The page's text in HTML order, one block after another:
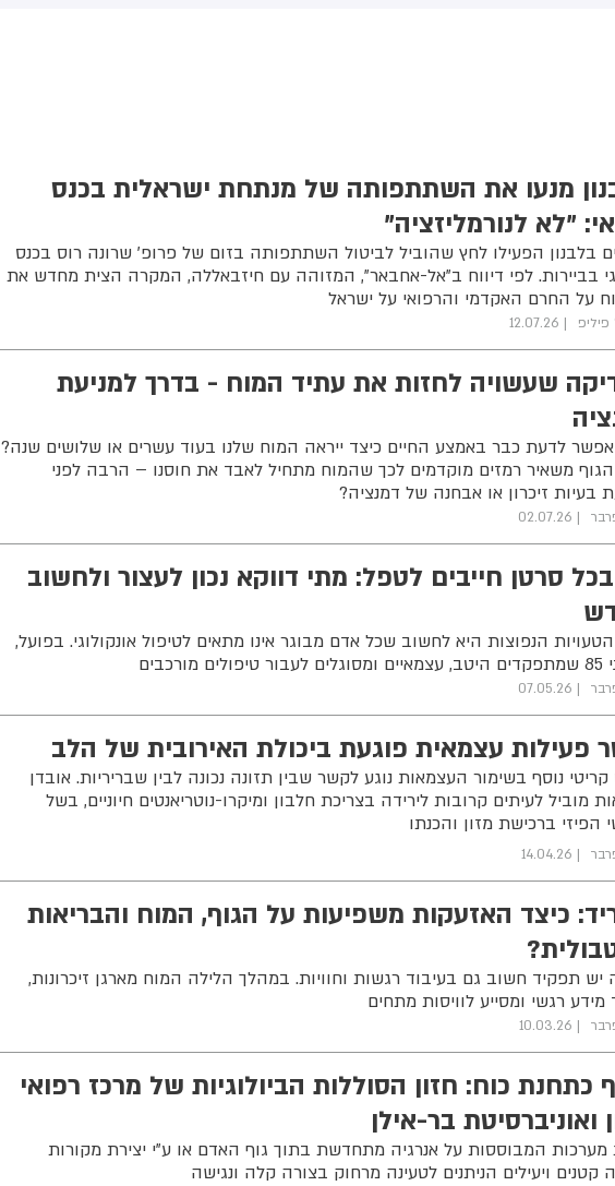
מנעו את השתתפותה של מנתחת ישראלית בכנס
"לא לנורמליזציה"
בלבנון הפעילו לחץ שהוביל לביטול השתתפותה בזום של פרופ' שרונה רוס בכנס
בביירות. לפי דיווח ב"אל-אחבאר", המזוהה עם חיזבאללה, המקרה הצית מחדש את
על החרם האקדמי והרפואי על ישראל
פיליפ 12.07.26
שעשויה לחזות את עתיד המוח - בדרך למניעת
לדעת כבר באמצע החיים כיצד ייראה המוח שלנו בעוד עשרים או שלושים שנה?
משאיר רמזים מוקדמים לכך שהמוח מתחיל לאבד את חוסנו – הרבה לפני
בעיות זיכרון או אבחנה של דמנציה?
02.07.26
סרטן חייבים לטפל: מתי דווקא נכון לעצור ולחשוב
הנפוצות היא לחשוב שכל אדם מבוגר אינו מתאים לטיפול אונקולוגי. בפועל,
07.05.26
פעילות עצמאית פוגעת ביכולת האירובית של הלב
נוסף בשימור העצמאות נוגע לקשר שבין תזונה נכונה לבין שבריריות. אובדן
מוביל לעיתים קרובות לירידה בצריכת חלבון ומיקרו-נוטריאנטים חיוניים, בשל
הפיזי ברכישת מזון והכנתו
14.04.26
כיצד האזעקות משפיעות על הגוף, המוח והבריאות
יש תפקיד חשוב גם בעיבוד רגשות וחוויות. במהלך הלילה המוח מארגן זיכרונות,
רגשי ומסייע לוויסות מתחים
10.03.26
כתחנת כוח: חזון הסוללות הביולוגיות של מרכז רפואי
ואוניברסיטת בר-אילן
מערכות המבוססות על אנרגיה מתחדשת בתוך גוף האדם או ע"י יצירת מקורות
קטנים ויעילים הניתנים לטעינה מרחוק בצורה קלה ונגישה